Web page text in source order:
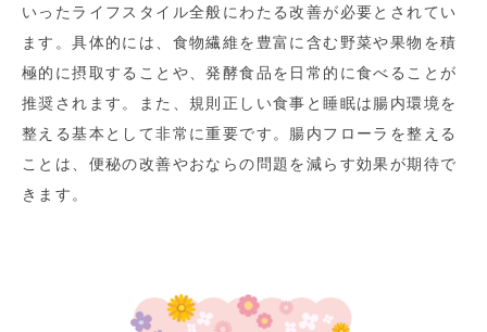
いったライフスタイル全般にわたる改善が必要とされてい
ます。具体的には、食物繊維を豊富に含む野菜や果物を積
極的に摂取することや、発酵食品を日常的に食べることが
推奨されます。また、規則正しい食事と睡眠は腸内環境を
整える基本として非常に重要です。腸内フローラを整える
ことは、便秘の改善やおならの問題を減らす効果が期待で
きます。